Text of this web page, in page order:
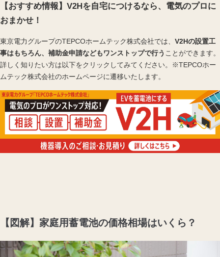
【おすすめ情報】V2Hを自宅につけるなら、電気のプロに
おまかせ！
東京電力グループのTEPCOホームテック株式会社では、 V2Hの設置工
事はもちろん、補助金申請などもワンストップで行う ことができます。
詳しく知りたい方は以下をクリックしてみてください。※TEPCOホー
ムテック株式会社のホームページに遷移いたします。
【図解】家庭用蓄電池の価格相場はいくら？